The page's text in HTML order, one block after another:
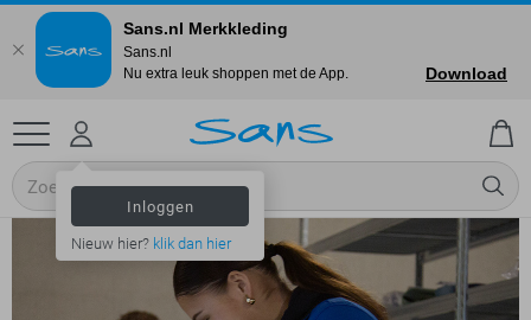
Inloggen
Nieuw hier? klik dan hier
Sans.nl Merkkleding
Sans.nl
Nu extra leuk shoppen met de App.
Download